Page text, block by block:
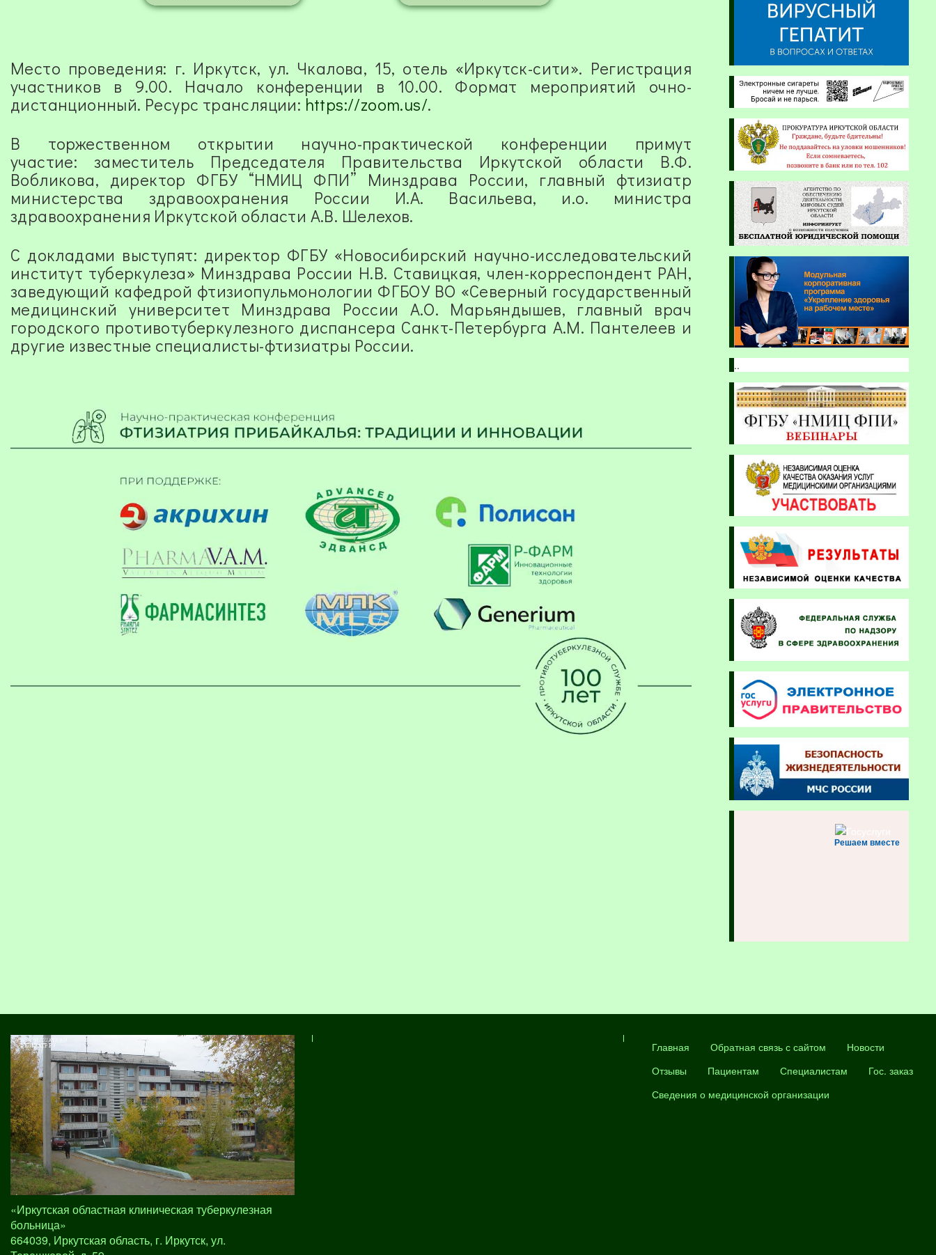
Место проведения: г. Иркутск, ул. Чкалова, 15, отель «Иркутск-сити». Регистрация
участников в 9.00. Начало конференции в 10.00. Формат мероприятий очно-
дистанционный. Ресурс трансляции: https://zoom.us/.
В торжественном открытии научно-практической конференции примут
участие: заместитель Председателя Правительства Иркутской области В.Ф.
Вобликова, директор ФГБУ “НМИЦ ФПИ” Минздрава России, главный фтизиатр
министерства здравоохранения России И.А. Васильева, и.о. министра
здравоохранения Иркутской области А.В. Шелехов.
С докладами выступят: директор ФГБУ «Новосибирский научно-исследовательский
институт туберкулеза» Минздрава России Н.В. Ставицкая, член-корреспондент РАН,
заведующий кафедрой фтизиопульмонологии ФГБОУ ВО «Северный государственный
медицинский университет Минздрава России А.О. Марьяндышев, главный врач
городского противотуберкулезного диспансера Санкт-Петербурга А.М. Пантелеев и
другие известные специалисты-фтизиатры России.
..
Решаем вместе
«Иркутская областная клиническая туберкулезная
больница»
664039, Иркутская область, г. Иркутск, ул.
Главная Обратная связь с сайтом
Новости
Отзывы
Пациентам Специалистам
Гос. заказ
Сведения о медицинской организации